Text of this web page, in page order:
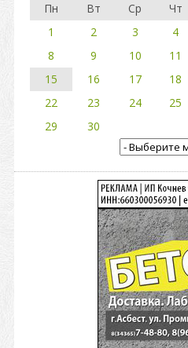
Пн
Вт Ср Чт
1
2 3 4
8
9 10 11
15
16 17 18
22
23 24 25
29
30